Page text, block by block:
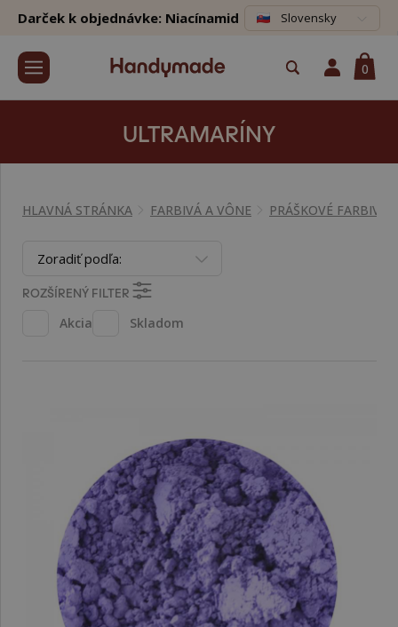
Darček k objednávke: Niacínamid Slovensky
0
ULTRAMARÍNY
HLAVNÁ STRÁNKA FARBIVÁ A VÔNE PRÁŠKOVÉ FARBIVÁ
Zoradiť podľa:
ROZŠÍRENÝ FILTER
Akcia
Skladom